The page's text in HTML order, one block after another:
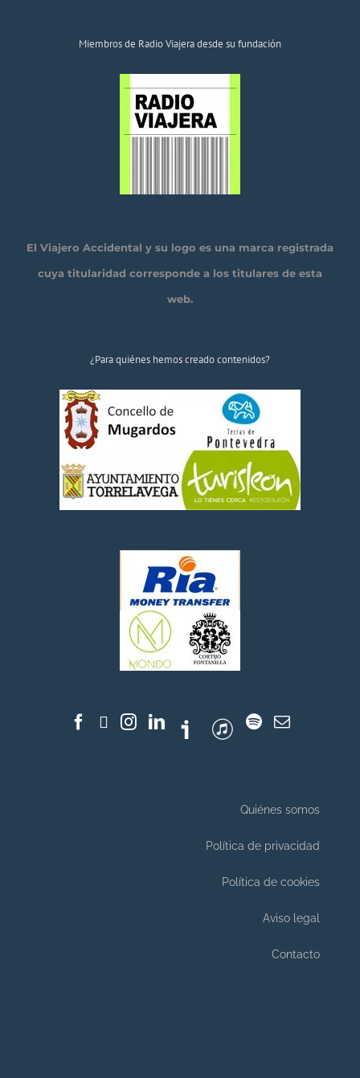
Miembros de Radio Viajera desde su fundación
El Viajero Accidental y su logo es una marca registrada
cuya titularidad corresponde a los titulares de esta
web.
¿Para quiénes hemos creado contenidos?
Quiénes somos
Política de privacidad
Política de cookies
Aviso legal
Contacto